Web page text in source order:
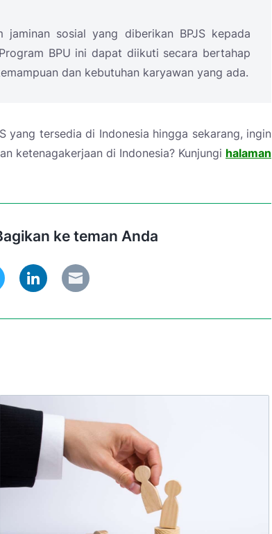
sosial yang diberikan BPJS kepada
BPU ini dapat diikuti secara bertahap
dan kebutuhan karyawan yang ada.
yang tersedia di Indonesia hingga sekarang, ingin
ketenagakerjaan di Indonesia? Kunjungi halaman
ke teman Anda